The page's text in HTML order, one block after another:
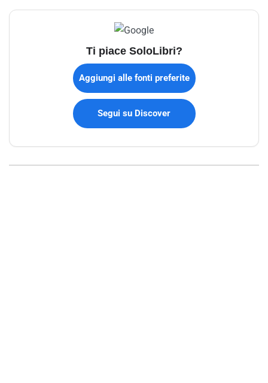
Ti piace SoloLibri?
Aggiungi alle fonti preferite
Segui su Discover